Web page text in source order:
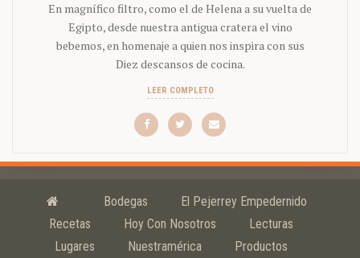
En magnífico filtro, como el de Helena a su vuelta de
Egipto, desde nuestra antigua cratera el vino
bebemos, en homenaje a quien nos inspira con sus
Diez descansos de cocina.
LEER COMPLETO
Bodegas
El Pejerrey Empedernido
Recetas
Hoy Con Nosotros
Lecturas
Lugares
Nuestramérica Productos